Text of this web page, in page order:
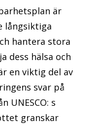
är
långsiktiga
hantera stora
dess hälsa och
en viktig del av
svar på
UNESCO: s
granskar